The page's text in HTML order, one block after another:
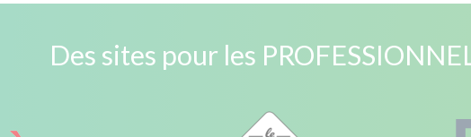
Des sites pour les